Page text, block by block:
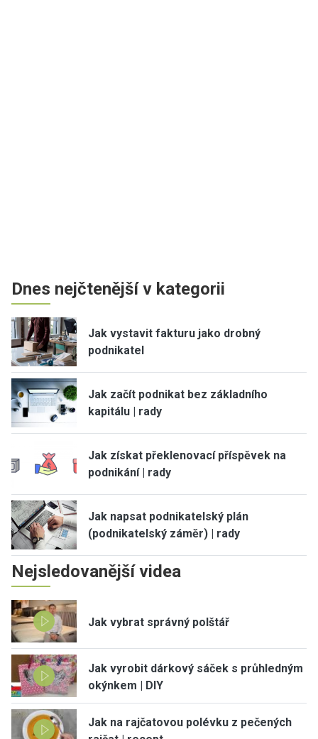
Dnes nejčtenější v kategorii
Jak vystavit fakturu jako drobný
podnikatel
Jak začít podnikat bez základního
kapitálu | rady
Jak získat překlenovací příspěvek na
podnikání | rady
Jak napsat podnikatelský plán
(podnikatelský záměr) | rady
Nejsledovanější videa
Jak vybrat správný polštář
Jak vyrobit dárkový sáček s průhledným
okýnkem | DIY
Jak na rajčatovou polévku z pečených